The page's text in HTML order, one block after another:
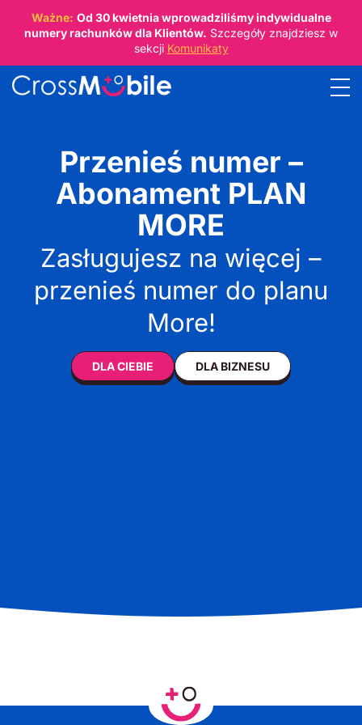
Ważne: Od 30 kwietniawprowadziliśmy indywidualne
numery rachunków dla Klientów. Szczegóły znajdziesz w
sekcji Komunikaty
Przenieś numer –
Abonament PLAN
MORE
Zasługujesz na więcej –
przenieś numer do planu
More!
DLA CIEBIE DLA BIZNESU